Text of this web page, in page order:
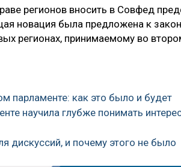
регионов вносить в Совфед
новация была предложена к
регионах, принимаемому во
парламенте: как это было и будет
научила глубже понимать
дискуссий, и почему этого не было